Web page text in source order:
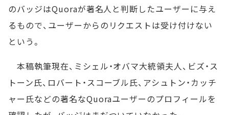
のバッジはQuoraが著名人と判断したユーザーに与え
るもので、ユーザーからのリクエストは受け付けない
という。
本稿執筆現在、ミシェル・オバマ大統領夫人、ビズ・ス
トーン氏、ロバート・スコーブル氏、アシュトン・カッチ
ャー氏などの著名なQuoraユーザーのプロフィールを